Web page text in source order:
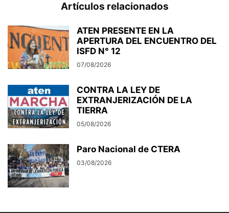
Artículos relacionados
ATEN PRESENTE EN LA
APERTURA DEL ENCUENTRO DEL
ISFD N° 12
07/08/2026
CONTRA LA LEY DE
EXTRANJERIZACIÓN DE LA
TIERRA
05/08/2026
Paro Nacional de CTERA
03/08/2026